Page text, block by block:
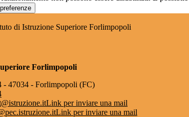
di Istruzione Superiore Forlimpopoli
Forlimpopoli
- 47034 - Forlimpopoli (FC)
Link per inviare una mail
Link per inviare una mail